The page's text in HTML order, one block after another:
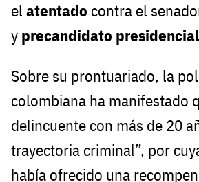
el atentado contra el
y precandidato presidencial
Sobre su prontuariado, la
colombiana ha manifestado
delincuente con más de 20
trayectoria criminal”, por
había ofrecido una